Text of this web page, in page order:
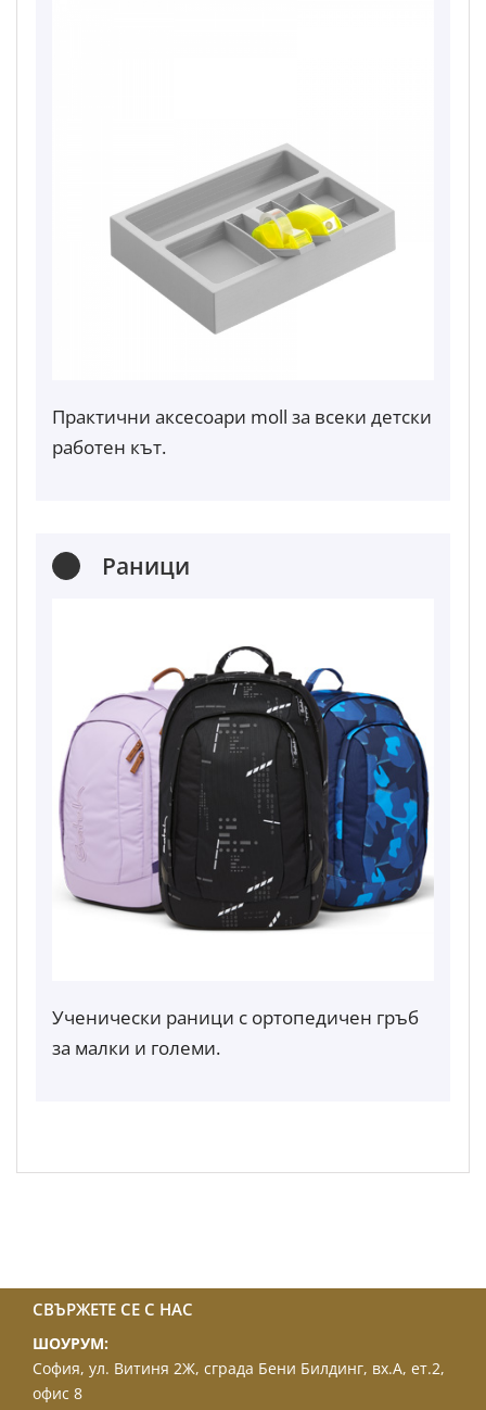
Практични аксесоари moll за всеки детски
работен кът.
Раници
Ученически раници с ортопедичен гръб
за малки и големи.
СВЪРЖЕТЕ СЕ С НАС
ШОУРУМ:
София, ул. Витиня 2Ж, сграда Бени Билдинг, вх.А, ет.2,
офис 8